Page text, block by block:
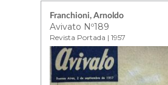
Franchioni, Arnoldo
Avivato Nº189
Revista Portada | 1957